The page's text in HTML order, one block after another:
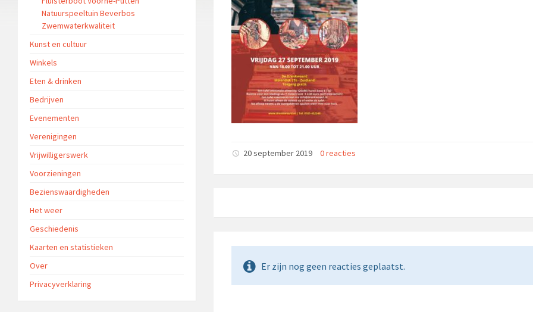
20 september 2019 0 reacties
Er zijn nog geen reacties geplaatst.
Natuurspeeltuin Beverbos
Zwemwaterkwaliteit
Kunst en cultuur
Winkels
Eten & drinken
Bedrijven
Evenementen
Verenigingen
Vrijwilligerswerk
Voorzieningen
Bezienswaardigheden
Het weer
Geschiedenis
Kaarten en statistieken
Over
Privacyverklaring